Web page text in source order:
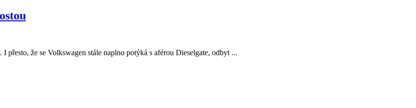
že se Volkswagen stále naplno potýká s aférou Dieselgate, odbyt ...